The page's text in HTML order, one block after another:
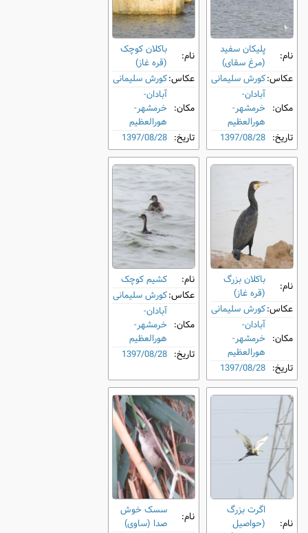
نام:
پلیکان سفید
(مرغ سقای)
عکاس:کورش سلیمانی
مکان:
آبادان-
خرمشهر-
هورالعظیم
تاریخ: 1397/08/28
نام:
باکلان کوچک
(قره غاز)
عکاس:کورش سلیمانی
مکان:
آبادان-
خرمشهر-
هورالعظیم
تاریخ: 1397/08/28
نام:
باکلان بزرگ
(قره غاز)
عکاس:کورش سلیمانی
مکان:
آبادان-
خرمشهر-
هورالعظیم
تاریخ: 1397/08/28
نام:
کشیم کوچک
عکاس:کورش سلیمانی
مکان:
آبادان-
خرمشهر-
هورالعظیم
تاریخ: 1397/08/28
نام:
اگرت بزرگ
(حواصیل
نام:
سسک خوش
‌صدا (ساوی)